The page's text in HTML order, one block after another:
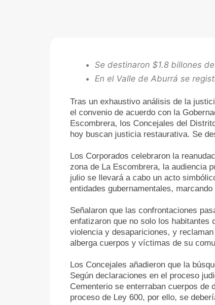
Se destinaron $1.8 billones
En el Valle de Aburrá se
Tras un exhaustivo análisis de la
el convenio de acuerdo con la
Escombrera, los Concejales del
hoy buscan justicia restaurativa. Se
Los Corporados celebraron la
zona de La Escombrera, la audiencia
julio se llevará a cabo un acto
entidades gubernamentales,
Señalaron que las confrontaciones
enfatizaron que no solo los habitantes
violencia y desapariciones, y
alberga cuerpos y víctimas de su
Los Concejales añadieron que la
Según declaraciones en el proceso
Cementerio se enterraban cuerpos de
proceso de Ley 600, por ello, se